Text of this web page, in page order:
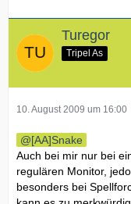
Turegor
Tripel As
10. August 2009 um 16:00
[AA]Snake
Auch bei mir nur bei
regulären Monitor,
besonders bei